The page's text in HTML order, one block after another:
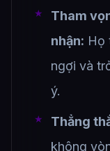
Tham
nhận: Họ
ngợi và
ý.
Thẳng
không